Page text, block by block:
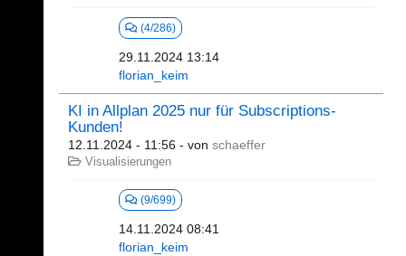
(4/286)
29.11.2024 13:14
florian_keim
KI in Allplan 2025 nur für Subscriptions-
Kunden!
12.11.2024 - 11:56 - von schaeffer
Visualisierungen
(9/699)
14.11.2024 08:41
florian_keim